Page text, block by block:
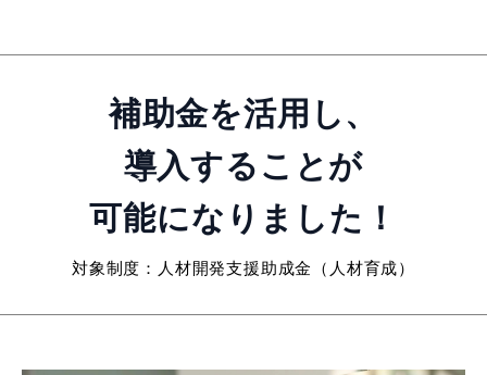
補助金を活用し、
導入することが
可能になりました！
対象制度：人材開発支援助成金（人材育成）